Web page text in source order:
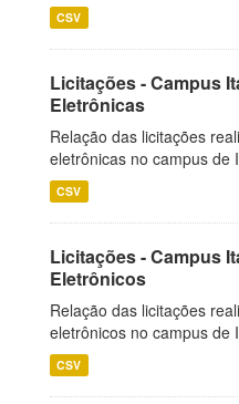
CSV
Licitações - Campus
Eletrônicas
Relação das licitações
eletrônicas no campus de
CSV
Licitações - Campus
Eletrônicos
Relação das licitações
eletrônicos no campus de
CSV